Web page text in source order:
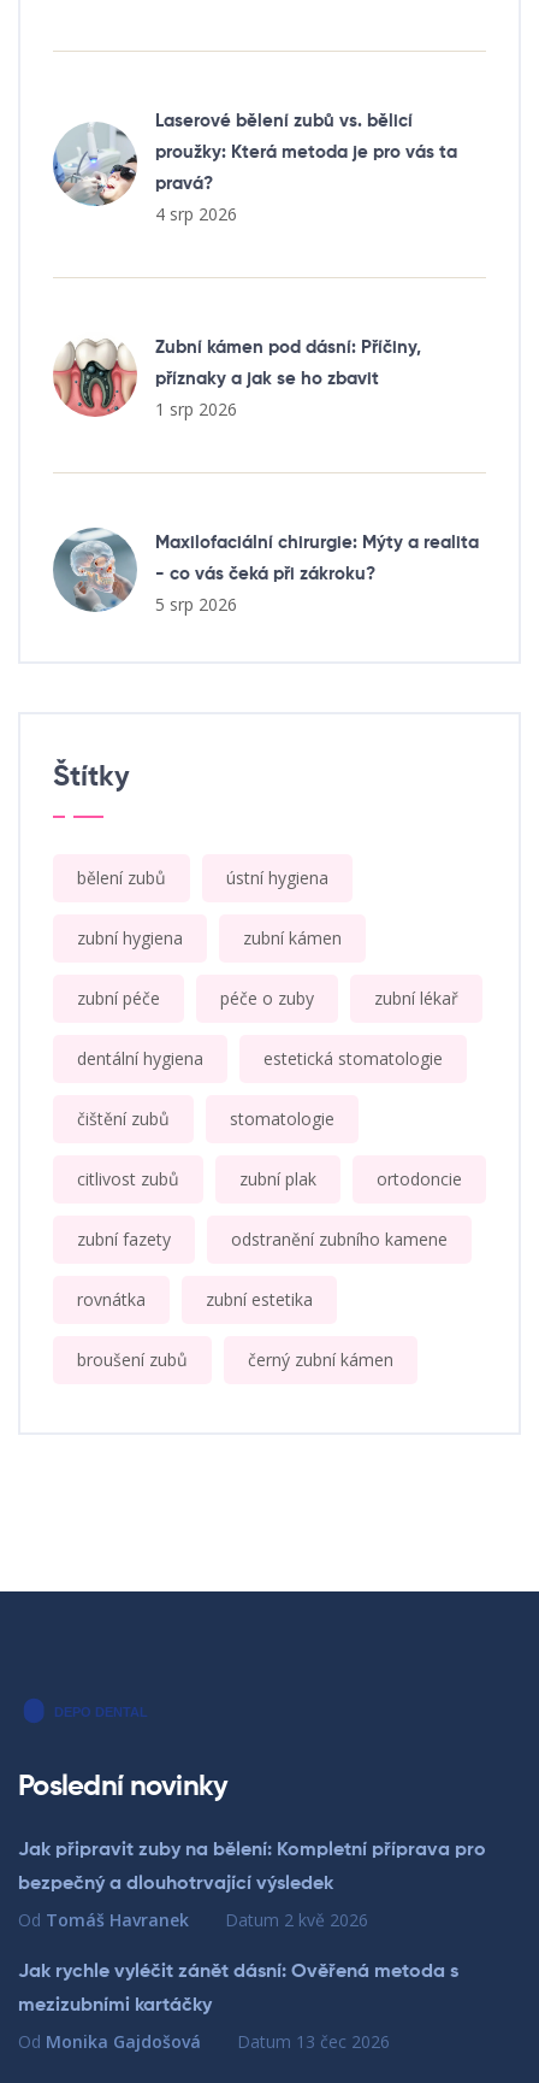
Laserové bělení zubů vs. bělicí
proužky: Která metoda je pro vás ta
pravá?
4 srp 2026
Zubní kámen pod dásní: Příčiny,
příznaky a jak se ho zbavit
1 srp 2026
Maxilofaciální chirurgie: Mýty a realita
- co vás čeká při zákroku?
5 srp 2026
Štítky
bělení zubů ústní hygiena
zubní hygiena zubní kámen
zubní péče péče o zuby zubní lékař
dentální hygiena estetická stomatologie
čištění zubů stomatologie
citlivost zubů zubní plak ortodoncie
zubní fazety odstranění zubního kamene
rovnátka zubní estetika
broušení zubů černý zubní kámen
Poslední novinky
Jak připravit zuby na bělení: Kompletní příprava pro
bezpečný a dlouhotrvající výsledek
Od Tomáš Havranek Datum 2 kvě 2026
Jak rychle vyléčit zánět dásní: Ověřená metoda s
mezizubními kartáčky
Od Monika Gajdošová Datum 13 čec 2026